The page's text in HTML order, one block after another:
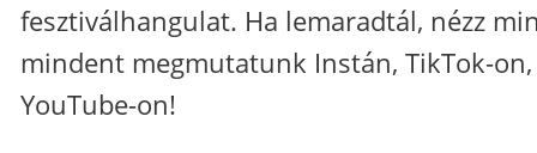
fesztiválhangulat. Ha lemaradtál, nézz
mindent megmutatunk Instán, TikTok-on,
YouTube-on!